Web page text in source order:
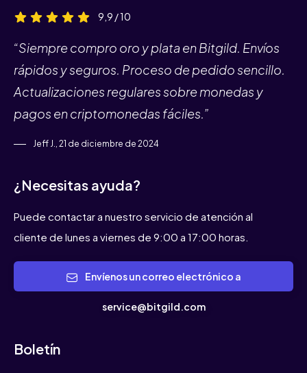
9,9 / 10
“Siempre compro oro y plata en Bitgild. Envíos
rápidos y seguros. Proceso de pedido sencillo.
Actualizaciones regulares sobre monedas y
pagos en criptomonedas fáciles.”
Jeff J., 21 de diciembre de 2024
¿Necesitas ayuda?
Puede contactar a nuestro servicio de atención al
cliente de lunes a viernes de 9:00 a 17:00 horas.
service@bitgild.com
Boletín